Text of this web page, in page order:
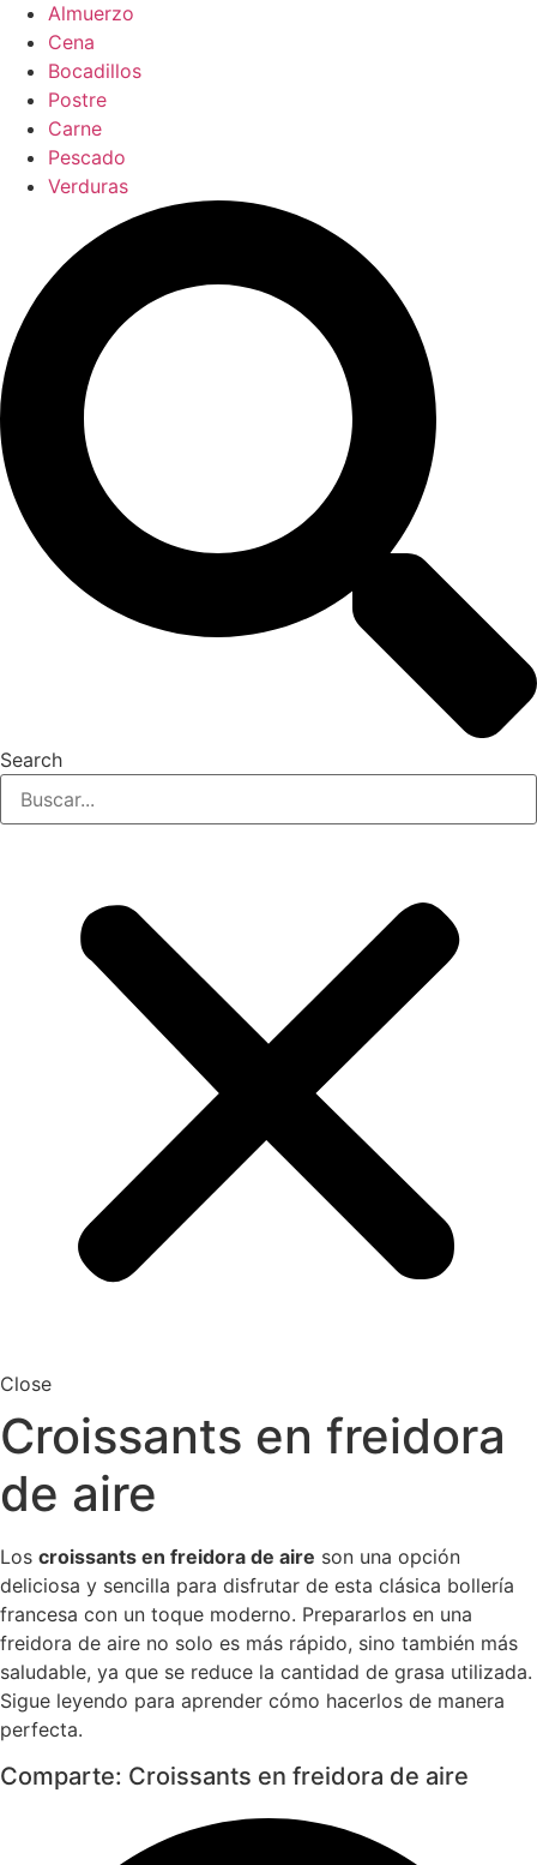
Almuerzo
Cena
Bocadillos
Postre
Carne
Pescado
Verduras
Search
Close
Croissants en freidora
de aire
Los croissants en freidora de aire son una opción
deliciosa y sencilla para disfrutar de esta clásica bollería
francesa con un toque moderno. Prepararlos en una
freidora de aire no solo es más rápido, sino también más
saludable, ya que se reduce la cantidad de grasa utilizada.
Sigue leyendo para aprender cómo hacerlos de manera
perfecta.
Comparte: Croissants en freidora de aire